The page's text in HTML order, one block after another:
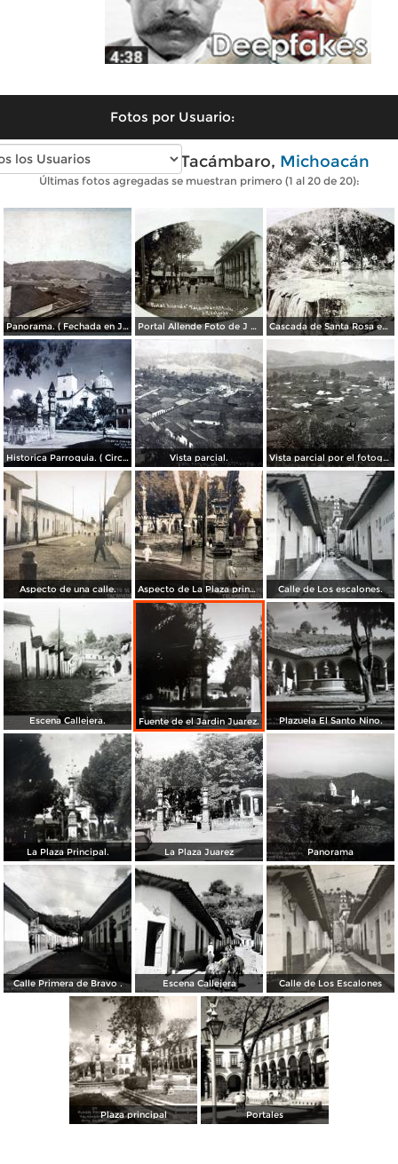
Fotos por Usuario:
Fotos antiguas de Tacámbaro, Michoacán
Últimas fotos agregadas se muestran primero (1 al 20 de 20):
Panorama. ( Fechada en Junio de 1892 ). Portal Allende Foto de J R Velarde ( fechada en 1912 ) Cascada de Santa Rosa en Tacámbaro, Michoacán Foto de J R Velarde ( fechada en 1912 )
Historica Parroquia. ( Circulada el 17 de Agosto de 1954 ). Vista parcial. Vista parcial por el fotografo Manuel Ramos.
Aspecto de una calle. Aspecto de La Plaza principal. Calle de Los escalones.
Escena Callejera. Fuente de el Jardin Juarez. Plazuela El Santo Nino.
La Plaza Principal. La Plaza Juarez Panorama
Calle Primera de Bravo . Escena Callejera Calle de Los Escalones
Plaza principal Portales